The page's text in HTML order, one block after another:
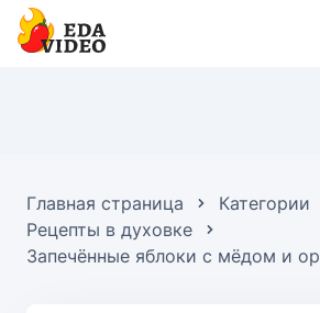
Главная страница Категории
Рецепты в духовке
Запечённые яблоки с мёдом и